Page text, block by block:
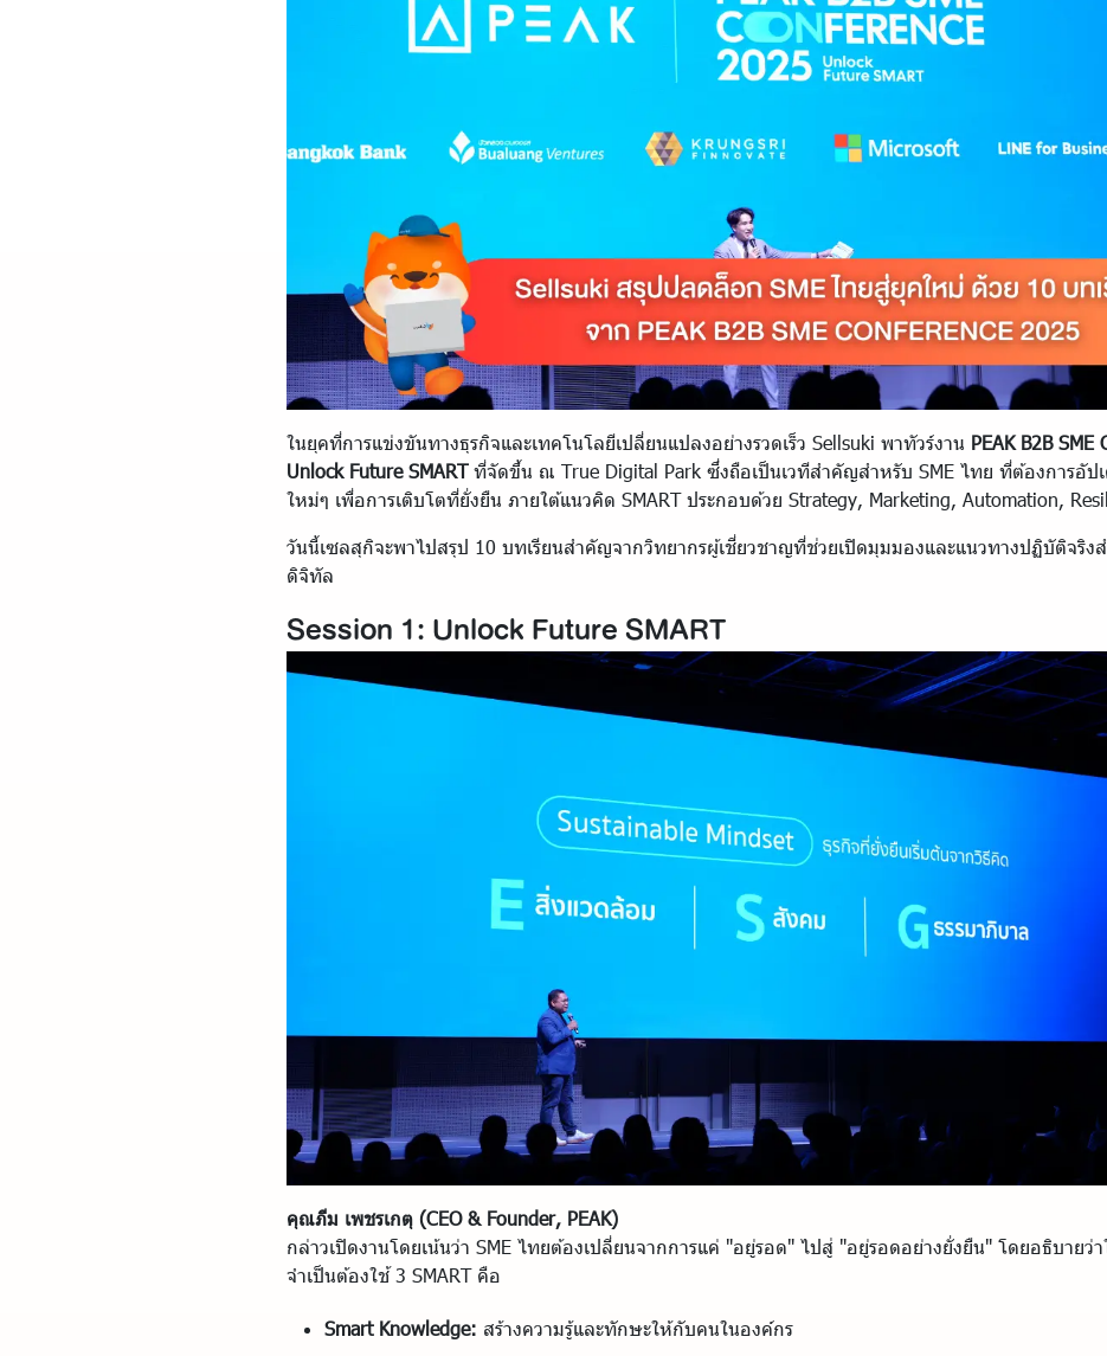
ในยุคที่การแข่งขันทางธุรกิจและเทคโนโลยีเปลี่ยนแปลงอย่างรวดเร็ว Sellsuki พาทัวร์งาน PEAK B2B
Unlock Future SMARTที่จัดขึ้น ณ True Digital Park ซึ่งถือเป็นเวทีสำคัญสำหรับ SME ไทย ที่ต้องการอัป
ใหม่ๆ เพื่อการเติบโตที่ยั่งยืน ภายใต้แนวคิด SMART ประกอบด้วย Strategy, Marketing, Automation,
วันนี้เซลสุกิจะพาไปสรุป 10 บทเรียนสำคัญจากวิทยากรผู้เชี่ยวชาญที่ช่วยเปิดมุมมองและแนวทางปฏิบัติจริง
ดิจิทัล
Session 1: Unlock Future SMART
คุณภีม เพชรเกตุ (CEO & Founder, PEAK)
กล่าวเปิดงานโดยเน้นว่า SME ไทยต้องเปลี่ยนจากการแค่ "อยู่รอด" ไปสู่ "อยู่รอดอย่างยั่งยืน" โดยอธิบายว่
จำเป็นต้องใช้ 3 SMART คือ
Smart Knowledge: สร้างความรู้และทักษะให้กับคนในองค์กร